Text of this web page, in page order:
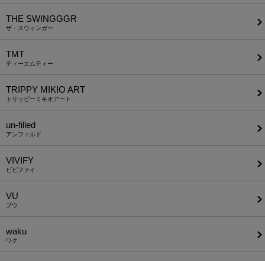
THE SWINGGGR
ザ・スウィンガー
TMT
ティーエムティー
TRIPPY MIKIO ART
トリッピーミキオアート
un-filled
アンフィルド
VIVIFY
ビビファイ
VU
ブウ
waku
ワク